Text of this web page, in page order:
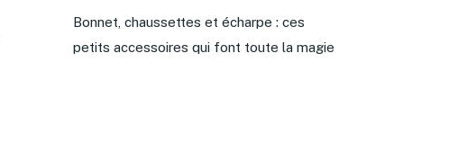
Bonnet, chaussettes et écharpe : ces
petits accessoires qui font toute la magie